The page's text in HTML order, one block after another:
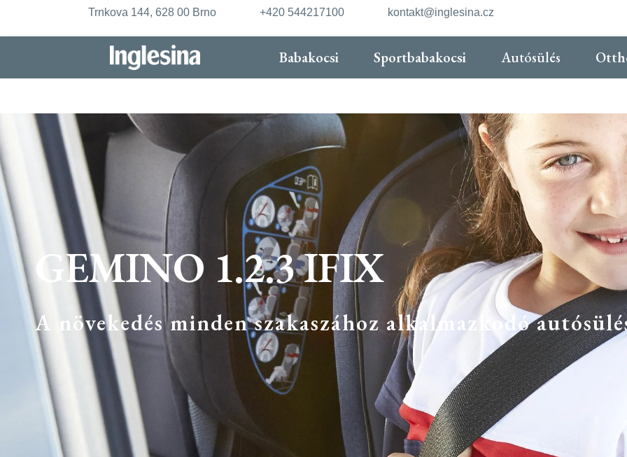
Trnkova 144, 628 00 Brno +420 544217100 kontakt@inglesina.cz
Babakocsi Sportbabakocsi Autósülés
GEMINO 1.2.3 IFIX
A növekedés minden szakaszához alkalmazkodó